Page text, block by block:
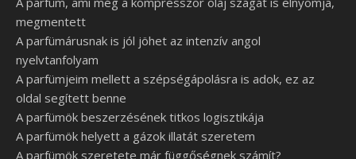
megmentett
A parfümárusnak is jól jöhet az intenzív angol
nyelvtanfolyam
A parfümjeim mellett a szépségápolásra is adok, ez az
oldal segített benne
A parfümök beszerzésének titkos logisztikája
A parfümök helyett a gázok illatát szeretem
A parfümök szeretete már függőségnek számít?